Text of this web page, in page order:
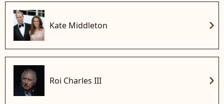
Kate Middleton chevron_right
Roi Charles III chevron_right